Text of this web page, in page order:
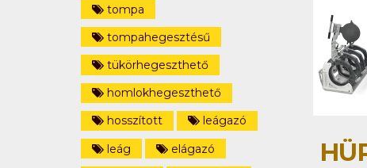
tompa
tompahegesztésű
tükörhegeszthető
homlokhegeszthető
hosszított
leágazó
leág
elágazó